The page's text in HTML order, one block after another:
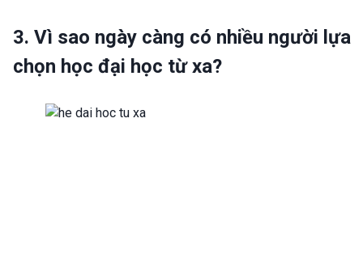
3. Vì sao ngày càng có nhiều người lựa
chọn học đại học từ xa?